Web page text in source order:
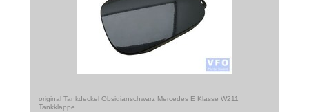
original Tankdeckel Obsidianschwarz Mercedes E Klasse W211
Tankklappe